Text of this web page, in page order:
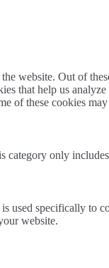
website. Out of
that help us
of these cookies
only
specifically to
website.